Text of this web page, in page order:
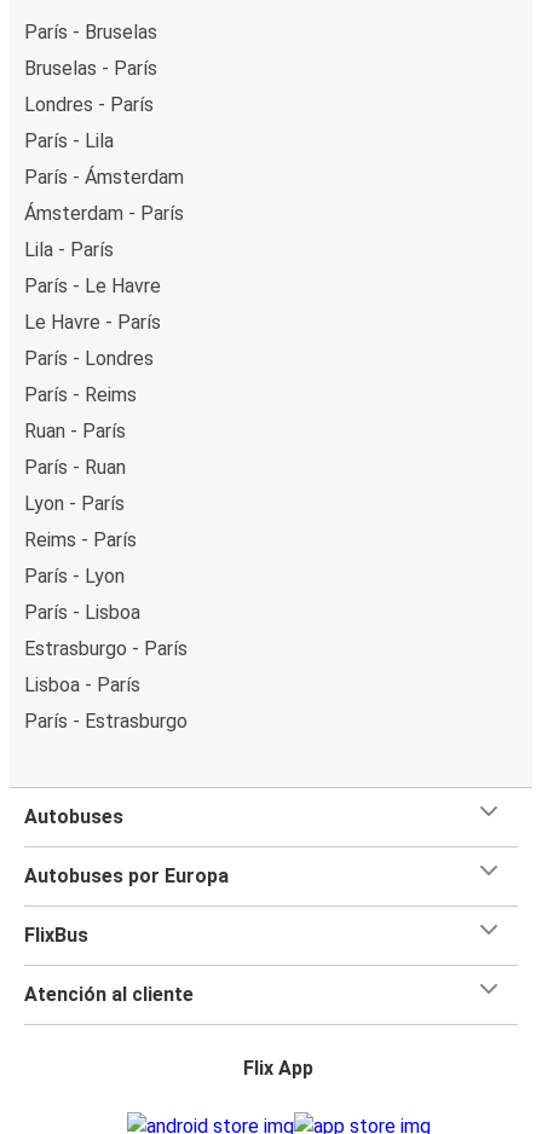
París - Bruselas
Bruselas - París
Londres - París
París - Lila
París - Ámsterdam
Ámsterdam - París
Lila - París
París - Le Havre
Le Havre - París
París - Londres
París - Reims
Ruan - París
París - Ruan
Lyon - París
Reims - París
París - Lyon
París - Lisboa
Estrasburgo - París
Lisboa - París
París - Estrasburgo
Autobuses
Autobuses por Europa
FlixBus
Atención al cliente
Flix App